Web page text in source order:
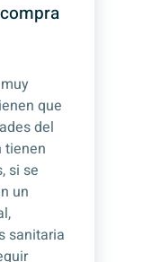
que
del
tienen
si se
un
sanitaria